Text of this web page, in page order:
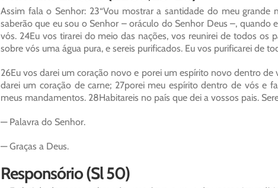
Assim fala o Senhor: 23“Vou mostrar a santidade do meu grande
saberão que eu sou o Senhor – oráculo do Senhor Deus –,
vós. 24Eu vos tirarei do meio das nações, vos reunirei de todos os
sobre vós uma água pura, e sereis purificados. Eu vos purificarei de
26Eu vos darei um coração novo e porei um espírito novo dentro
darei um coração de carne; 27porei meu espírito dentro de vós e
meus mandamentos. 28Habitareis no país que dei a vossos pais.
— Palavra do Senhor.
— Graças a Deus.
Responsório (Sl 50)